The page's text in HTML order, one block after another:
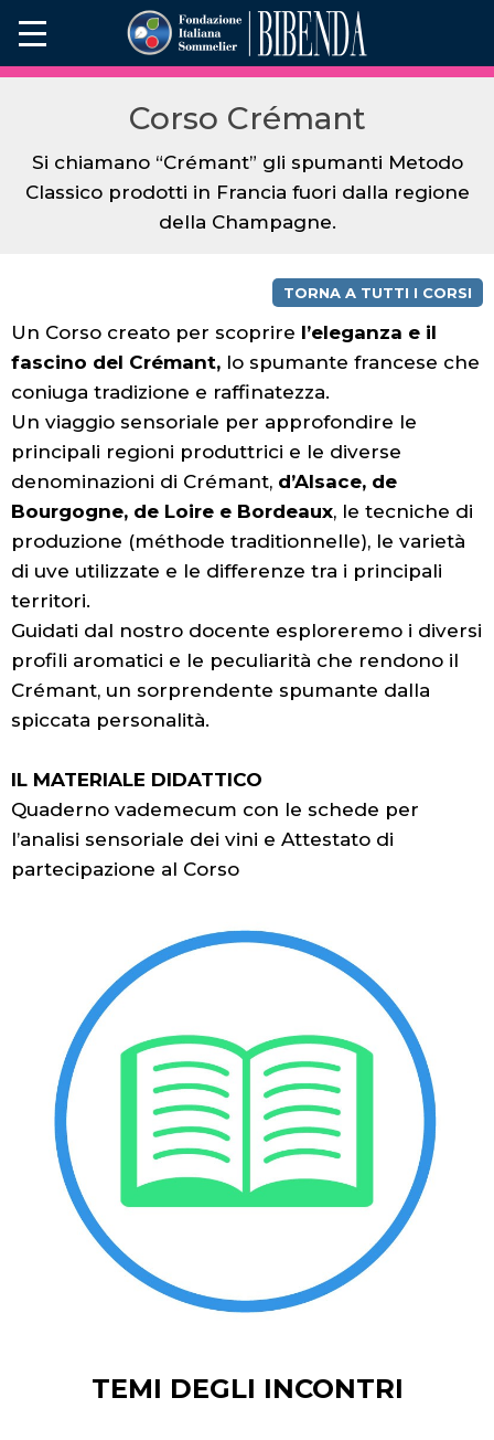
Corso Crémant
Si chiamano “Crémant” gli spumanti Metodo
Classico prodotti in Francia fuori dalla regione
della Champagne.
TORNA A TUTTI I CORSI
Un Corso creato per scoprire l’eleganza e il
fascino del Crémant, lo spumante francese che
coniuga tradizione e raffinatezza.
Un viaggio sensoriale per approfondire le
principali regioni produttrici e le diverse
denominazioni di Crémant, d’Alsace, de
Bourgogne, de Loire e Bordeaux, le tecniche di
produzione (méthode traditionnelle), le varietà
di uve utilizzate e le differenze tra i principali
territori.
Guidati dal nostro docente esploreremo i diversi
profili aromatici e le peculiarità che rendono il
Crémant, un sorprendente spumante dalla
spiccata personalità.
IL MATERIALE DIDATTICO
Quaderno vademecum con le schede per
l’analisi sensoriale dei vini e Attestato di
partecipazione al Corso
TEMI DEGLI INCONTRI